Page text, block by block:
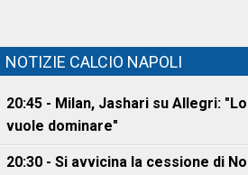
NOTIZIE CALCIO NAPOLI
20:45 - Milan, Jashari su Allegri:
vuole dominare"
20:30 - Si avvicina la cessione di